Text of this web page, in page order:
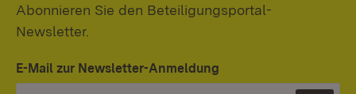
Abonnieren Sie den Beteiligungsportal-
Newsletter.
E-Mail zur Newsletter-Anmeldung